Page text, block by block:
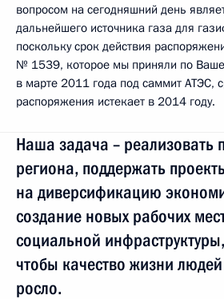
вопросом на сегодняшний день
дальнейшего источника газа для
поскольку срок действия
№ 1539, которое мы приняли по
в марте 2011 года под саммит АТЭС,
распоряжения истекает в 2014 году.
Наша задача – реализовать
региона, поддержать
на диверсификацию
создание новых рабочих
социальной
чтобы качество жизни
росло.